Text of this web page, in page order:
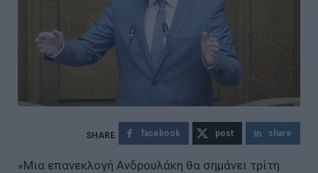
facebook post share
«Μια επανεκλογή Ανδρουλάκη θα σημάνει τρίτη